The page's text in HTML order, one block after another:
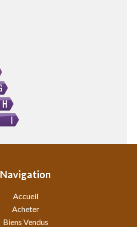
Navigation
Accueil
Acheter
Biens Vendus